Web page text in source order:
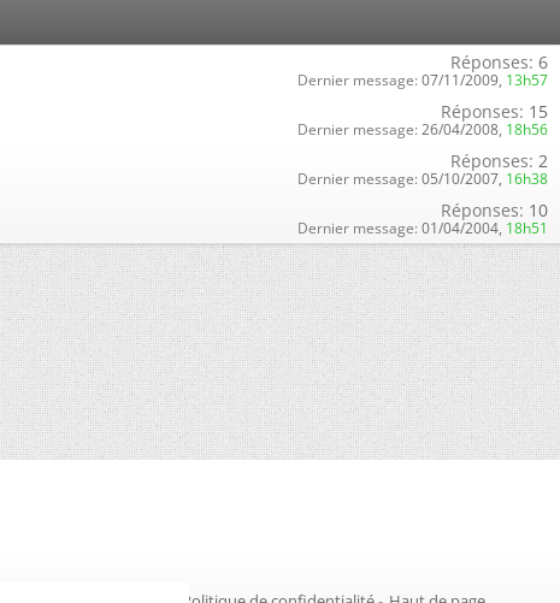
Réponses: 6
Dernier message: 07/11/2009, 13h57
Réponses: 15
Dernier message: 26/04/2008, 18h56
Réponses: 2
Dernier message: 05/10/2007, 16h38
Réponses: 10
Dernier message: 01/04/2004, 18h51